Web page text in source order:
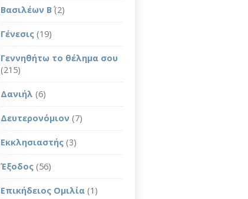
Βασιλέων Β΄ (2)
Γένεσις (19)
Γεννηθήτω το θέλημα σου
(215)
Δανιήλ (6)
Δευτερονόμιον (7)
Εκκλησιαστής (3)
Έξοδος (56)
Επικήδειος Ομιλία (1)